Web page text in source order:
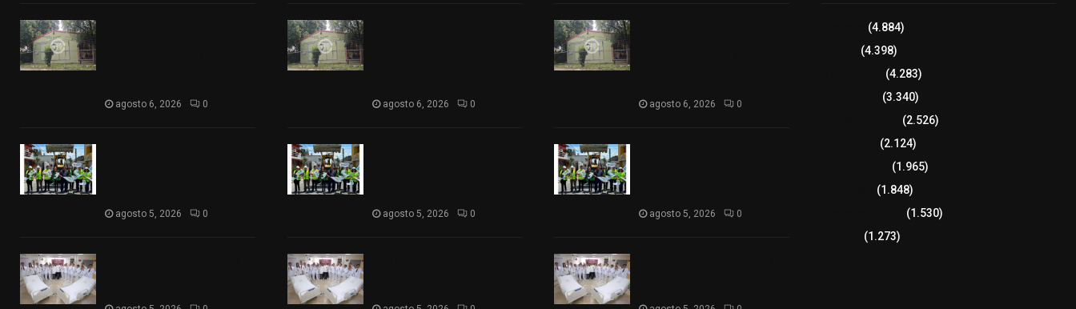
agosto 6, 2026 0
agosto 5, 2026 0
agosto 6, 2026 0
agosto 5, 2026 0
agosto 6, 2026 0
agosto 5, 2026 0
(4.884)
(4.398)
(4.283)
(3.340)
(2.526)
(2.124)
(1.965)
(1.848)
(1.530)
(1.273)